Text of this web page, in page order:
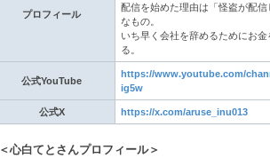
プロフィール
配信を始めた理由は「怪盗が配
なもの。
いち早く会社を辞めるためにお
る。
公式YouTube
https://www.youtube.com/
ig5w
公式X https://x.com/aruse_inu013
＜心白てとさんプロフィール＞